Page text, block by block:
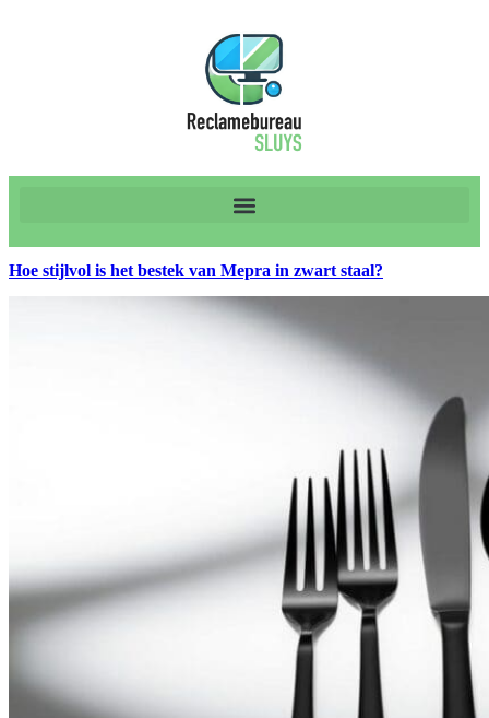
Hoe stijlvol is het bestek van Mepra in zwart staal?